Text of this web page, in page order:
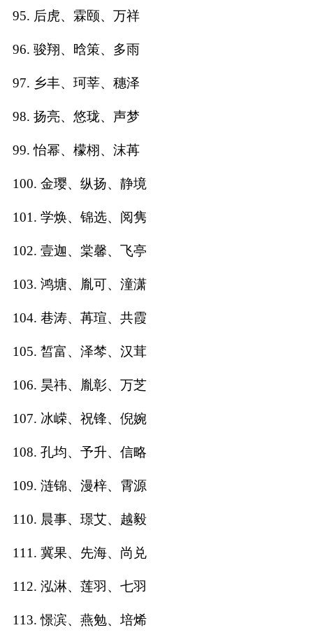
95. 后虎、霖颐、万祥
96. 骏翔、晗策、多雨
97. 乡丰、珂莘、穗泽
98. 扬亮、悠珑、声梦
99. 怡幂、檬栩、沫苒
100. 金璎、纵扬、静境
101. 学焕、锦选、阅隽
102. 壹迦、棠馨、飞亭
103. 鸿塘、胤可、潼潇
104. 巷涛、苒瑄、共霞
105. 皙富、泽棽、汉茸
106. 昊祎、胤彰、万芝
107. 冰嵘、祝锋、倪婉
108. 孔均、予升、信略
109. 涟锦、漫梓、霄源
110. 晨事、璟艾、越毅
111. 冀果、先海、尚兑
112. 泓淋、莲羽、七羽
113. 憬滨、燕勉、培烯